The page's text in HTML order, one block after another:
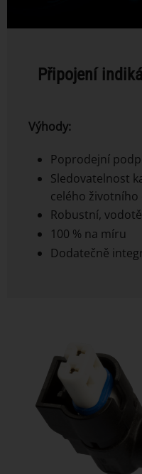
Připojení
Výhody:
Poprodejní
Sledovatelnost
celého životního
Robustní,
100 % na míru
Dodatečně